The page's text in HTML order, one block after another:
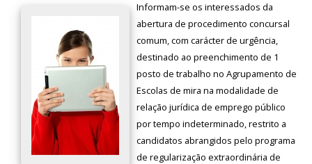
Projetos
Contactos
Avaliação
Informam-se os interessados da
abertura de procedimento concursal
comum, com carácter de urgência,
destinado ao preenchimento de 1
posto de trabalho no Agrupamento de
Escolas de mira na modalidade de
relação jurídica de emprego público
por tempo indeterminado, restrito a
candidatos abrangidos pelo programa
de regularização extraordinária de